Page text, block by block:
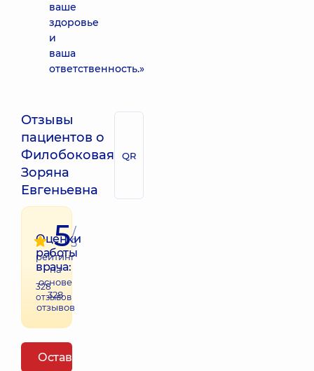
ваше
здоровье
и
ваша
ответственность.»
Отзывы
пациентов о
Филобоковая
Зоряна
Евгеньевна
QR
Оценки
работы
врача:
328
отзывов
5/
5
рейтинг
на
основе
328
отзывов
Оставить отзыв